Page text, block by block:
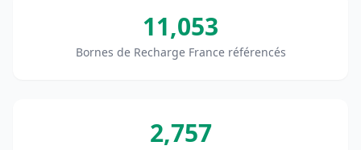
11,053
Bornes de Recharge France référencés
2,757